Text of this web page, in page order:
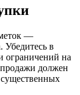
—
Убедитесь в
ограничений на
должен
существенных